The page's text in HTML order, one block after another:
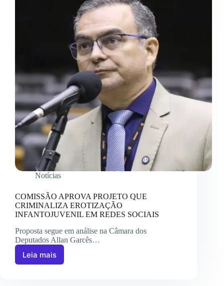
Notícias
COMISSÃO APROVA PROJETO QUE
CRIMINALIZA EROTIZAÇÃO
INFANTOJUVENIL EM REDES SOCIAIS
Proposta segue em análise na Câmara dos
Deputados Allan Garcês…
Leia mais